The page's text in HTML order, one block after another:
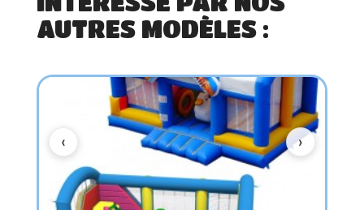
AUTRES MODÈLES :